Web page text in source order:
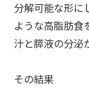
分解可能な形に
ような高脂肪食
汁と膵液の分泌
その結果